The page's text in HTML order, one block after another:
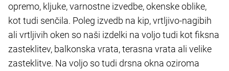
opremo, kljuke, varnostne izvedbe, okenske oblike,
kot tudi senčila. Poleg izvedb na kip, vrtljivo-nagibih
ali vrtljivih oken so naši izdelki na voljo tudi kot fiksna
zasteklitev, balkonska vrata, terasna vrata ali velike
zasteklitve. Na voljo so tudi drsna okna oziroma